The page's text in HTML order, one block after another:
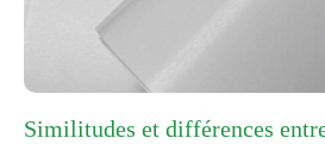
Similitudes et différences